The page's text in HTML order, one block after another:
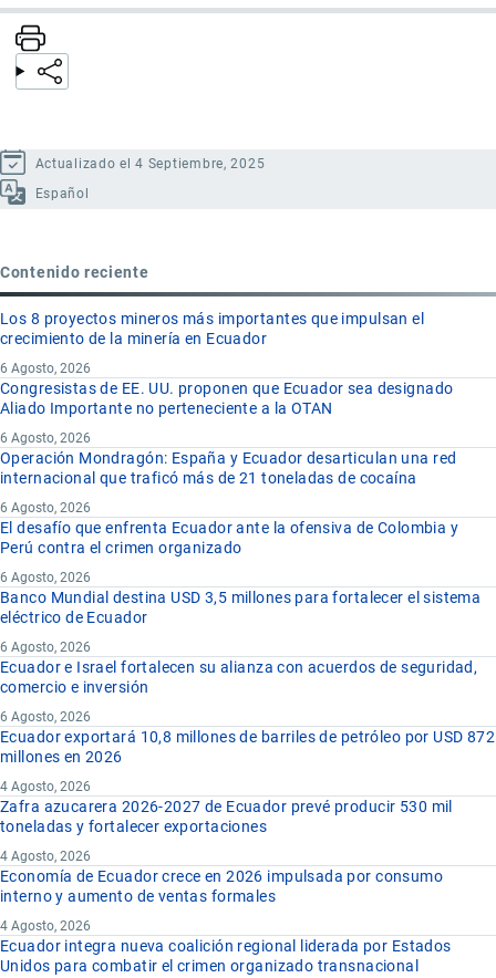
Actualizado el 4 Septiembre, 2025
Español
Contenido reciente
Los 8 proyectos mineros más importantes que impulsan el
crecimiento de la minería en Ecuador
6 Agosto, 2026
Congresistas de EE. UU. proponen que Ecuador sea designado
Aliado Importante no perteneciente a la OTAN
6 Agosto, 2026
Operación Mondragón: España y Ecuador desarticulan una red
internacional que traficó más de 21 toneladas de cocaína
6 Agosto, 2026
El desafío que enfrenta Ecuador ante la ofensiva de Colombia y
Perú contra el crimen organizado
6 Agosto, 2026
Banco Mundial destina USD 3,5 millones para fortalecer el sistema
eléctrico de Ecuador
6 Agosto, 2026
Ecuador e Israel fortalecen su alianza con acuerdos de seguridad,
comercio e inversión
6 Agosto, 2026
Ecuador exportará 10,8 millones de barriles de petróleo por USD 872
millones en 2026
4 Agosto, 2026
Zafra azucarera 2026-2027 de Ecuador prevé producir 530 mil
toneladas y fortalecer exportaciones
4 Agosto, 2026
Economía de Ecuador crece en 2026 impulsada por consumo
interno y aumento de ventas formales
4 Agosto, 2026
Ecuador integra nueva coalición regional liderada por Estados
Unidos para combatir el crimen organizado transnacional